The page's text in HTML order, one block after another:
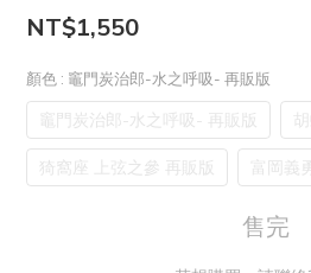
NT$1,550
顏色 : 竈門炭治郎-水之呼吸- 再販版
竈門炭治郎-水之呼吸- 再販版
猗窩座 上弦之參 再販版 富岡
售完